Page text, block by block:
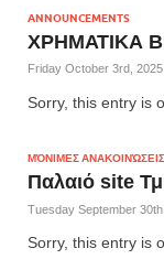
ANNOUNCEMENTS
ΧΡΗΜΑΤΙΚΑ
Friday October 3rd, 2025
Sorry, this entry is
ΜΌΝΙΜΕΣ ΑΝΑΚΟΙΝΏΣΕΙΣ
Παλαιό site
Tuesday September
Sorry, this entry is